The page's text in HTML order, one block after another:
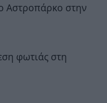
Αστροπάρκο στην
φωτιάς στη